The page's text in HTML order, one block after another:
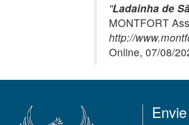
"Ladainha de
MONTFORT
http://
Online, 07/08/